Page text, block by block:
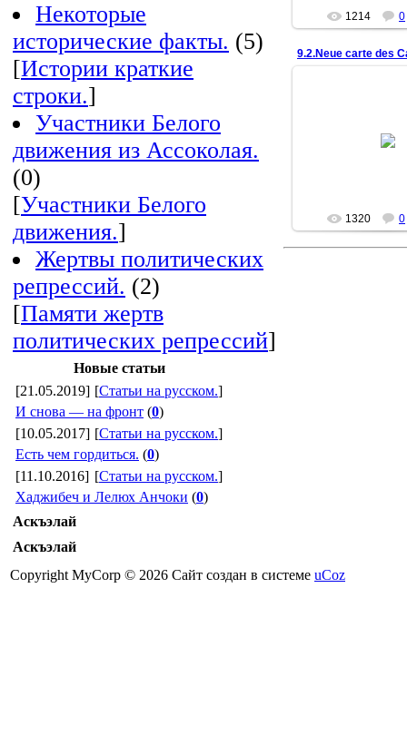
Некоторые
исторические факты. (5)
[Истории краткие
строки.]
Участники Белого
движения из Ассоколая.
(0)
[Участники Белого
движения.]
Жертвы политических
репрессий. (2)
[Памяти жертв
политических репрессий]
Новые статьи
[21.05.2019] [Статьи на русском.]
И снова — на фронт (0)
[10.05.2017] [Статьи на русском.]
Есть чем гордиться. (0)
[11.10.2016] [Статьи на русском.]
Хаджибеч и Лелюх Анчоки (0)
Аскъэлай
Аскъэлай
1214 0
9.2.Neue carte des
1320 0
Copyright MyCorp © 2026 Сайт создан в системе uCoz